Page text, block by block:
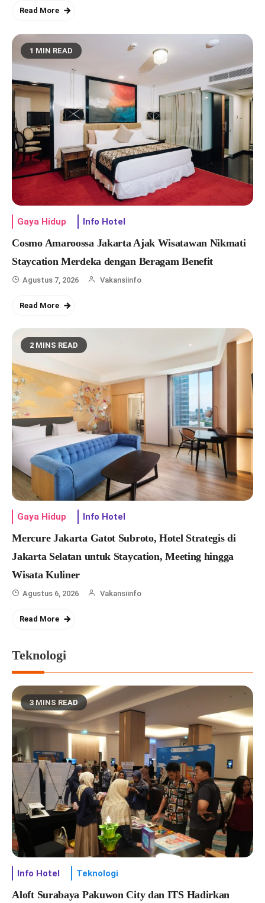
Rayakan Hari Anak Nasional 2026,
MILKU Ajak 4.000 Siswa di
Surabaya Eksplorasi Bakat dan
Wujudkan Mimpi
Agustus 8, 2026
IGHE 2026 Hadir di Jakarta,
Pameran Housewares dan Home
Furnishings Terbesar Siap Dukung
Industri Hospitality
Agustus 8, 2026
dengan GPS Akurat serta Peta
Offline
Agustus 8, 2026
Read More
1 MIN READ
Gaya Hidup Info Hotel
Cosmo Amaroossa Jakarta Ajak Wisatawan Nikmati
Staycation Merdeka dengan Beragam Benefit
Agustus 7, 2026 Vakansiinfo
Read More
2 MINS READ
Gaya Hidup Info Hotel
Mercure Jakarta Gatot Subroto, Hotel Strategis di
Jakarta Selatan untuk Staycation, Meeting hingga
Wisata Kuliner
Agustus 6, 2026 Vakansiinfo
Read More
Teknologi
3 MINS READ
Info Hotel Teknologi
Aloft Surabaya Pakuwon City dan ITS Hadirkan